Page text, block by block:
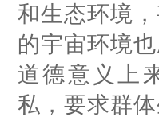
和生态环境
的宇宙环境
道德意义上
私，要求群